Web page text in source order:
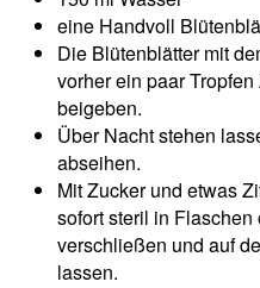
eine Handvoll
Die Blütenblätter mit
vorher ein paar
beigeben.
Über Nacht stehen
abseihen.
Mit Zucker und etwas
sofort steril in
verschließen und auf
lassen.